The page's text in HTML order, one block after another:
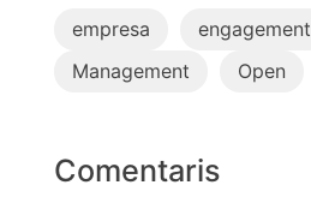
empresa
engagement
Management
Open
Comentaris